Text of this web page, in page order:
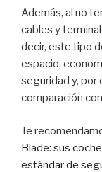
Además, al no
cables y
decir, este tipo
espacio,
seguridad y, por
comparación
Te
Blade: sus
estándar de